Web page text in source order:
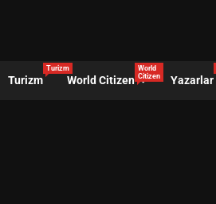
Turizm
Turizm
World Citizen
World
Citizen
Yazarlar